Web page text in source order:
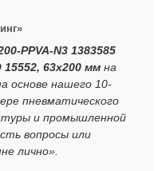
PPVA-N3 1383585
15552, 63x200 мм на
основе нашего 10-
пневматического
и промышленной
вопросы или
лично».